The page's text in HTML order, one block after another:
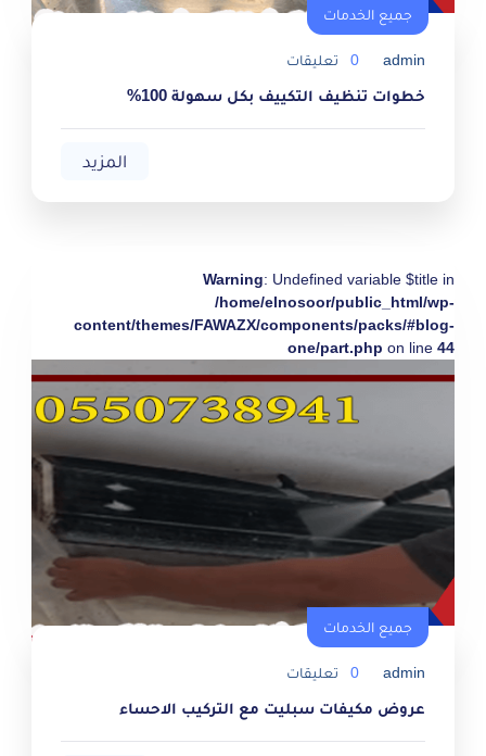
جميع الخدمات
admin
0 تعليقات
خطوات تنظيف التكييف بكل سهولة 100%
المزيد
Warning: Undefined variable $title in
/home/elnosoor/public_html/wp-
content/themes/FAWAZX/components/packs/#blog-
one/part.php on line 44
جميع الخدمات
admin
0 تعليقات
عروض مكيفات سبليت مع التركيب الاحساء